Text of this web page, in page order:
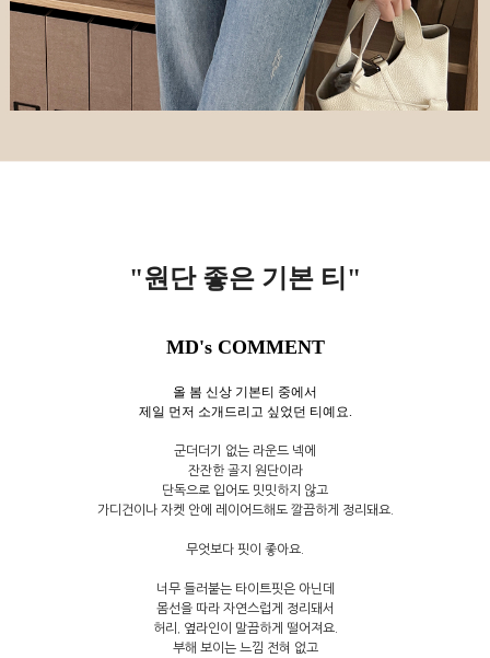
"원단 좋은 기본 티 "
MD's COMMENT
올 봄 신상 기본티 중에서
제일 먼저 소개드리고 싶었던 티예요.
군더더기 없는 라운드 넥에
잔잔한 골지 원단이라
단독으로 입어도 밋밋하지 않고
가디건이나 자켓 안에 레이어드해도 깔끔하게 정리돼요.
무엇보다 핏이 좋아요.
너무 들러붙는 타이트핏은 아닌데
몸선을 따라 자연스럽게 정리돼서
허리, 옆라인이 말끔하게 떨어져요.
부해 보이는 느낌 전혀 없고